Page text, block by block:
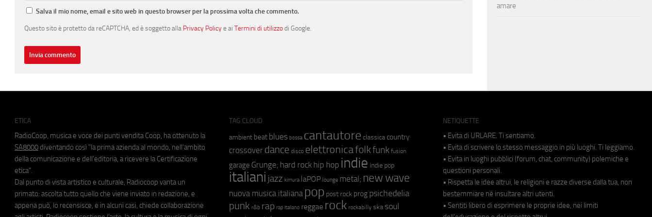
Salva il mio nome, email e sito web in questo browser per la prossima volta che commento.
Questo sito è protetto da reCAPTCHA, ed è soggetto alla Privacy Policye ai Termini di utilizzodi Google.
amare
ETICA
RadioCoop, musica e voce dei punti vendita Coop, ha ottenuto la
SA8000 diventando così "la prima azienda al mondo, nell'ambito
della comunicazione e dell'editoria, a ricevere la Certificazione
etica".
Dal punto di vista artistico e culturale, Radiocoop vanta un
primato: ascolta tutto quello che viene inviato in redazione, e
appena può, lo recensisce, e in alcuni casi, chiede collaborazione
TAG CLOUD
ambient beat blues bossa cantautore classica country
crossover dance disco elettronicafolkfunk fusion
garage Grunge; hard rock hip hop indie indie pop
italiani jazz kimura laPOP lounge metal; new wave
nuova musica italiana pop post rock prog psichedelia
punk r&b rap rap italiano reggae rock rockabilly ska soul
NETIQUETTE
• Evita di URLARE. Ti sentiamo.
• Evita di scrivere lo stesso messaggio in più luoghi. Ti leggiamo.
• Evita in luoghi pubblici (forum, chat, community) polemiche e
questioni personali.
• Rispetta le idee altrui, le religioni e razze diverse dalla tua, non
bestemmiare né insultare altri utenti.
• Sentiti libero di esprimere le proprie idee, nei limiti